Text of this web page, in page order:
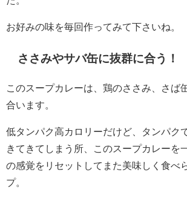
お好みの味を毎回作ってみて下さいね。
ささみやサバ缶に抜群に合う！
このスープカレーは、鶏のささみ、さば
合います。
低タンパク高カロリーだけど、タンパク
きてきてしまう所、このスープカレーを
の感覚をリセットしてまた美味しく食べ
プ。